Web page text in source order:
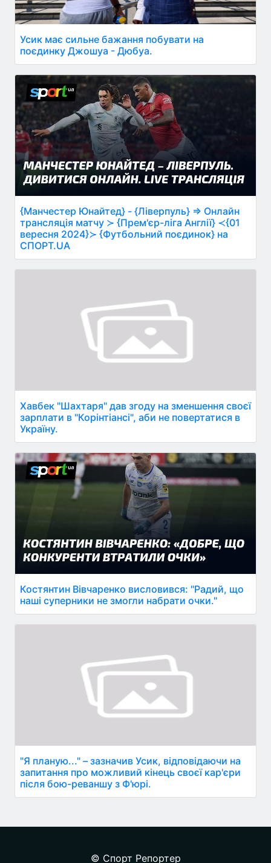
Усик має сильне бажання побувати на
поєдинку Джошуа - Дюбуа.
{Манчестер Юнайтед} - {Ліверпуль} ⇒ Онлайн
трансляція матчу ≻ {Прем'єр-ліга Англії} ≺{01
вересня 2024}≻ {Футбольний поєдинок} на
СПОРТ.UA
Хавбек "Шахтаря" дав згоду на зменшення своєї
зарплати в "Корінтіансі", аби не повертатися в
Україну.
Костянтин Вівчаренко висловився: "Радий, що
наші суперники не змогли набрати очки."
"Я планую..." – зазначив Усик, відповідаючи на
запитання про можливий кінець своєї кар'єри
після бою-реваншу з Ф'юрі.
© Спорт Репортер